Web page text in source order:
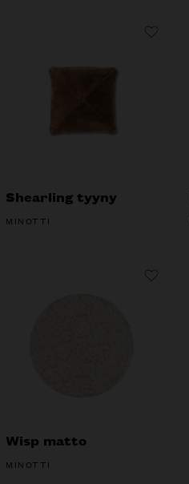
Shearling tyyny
MINOTTI
Wisp matto
MINOTTI